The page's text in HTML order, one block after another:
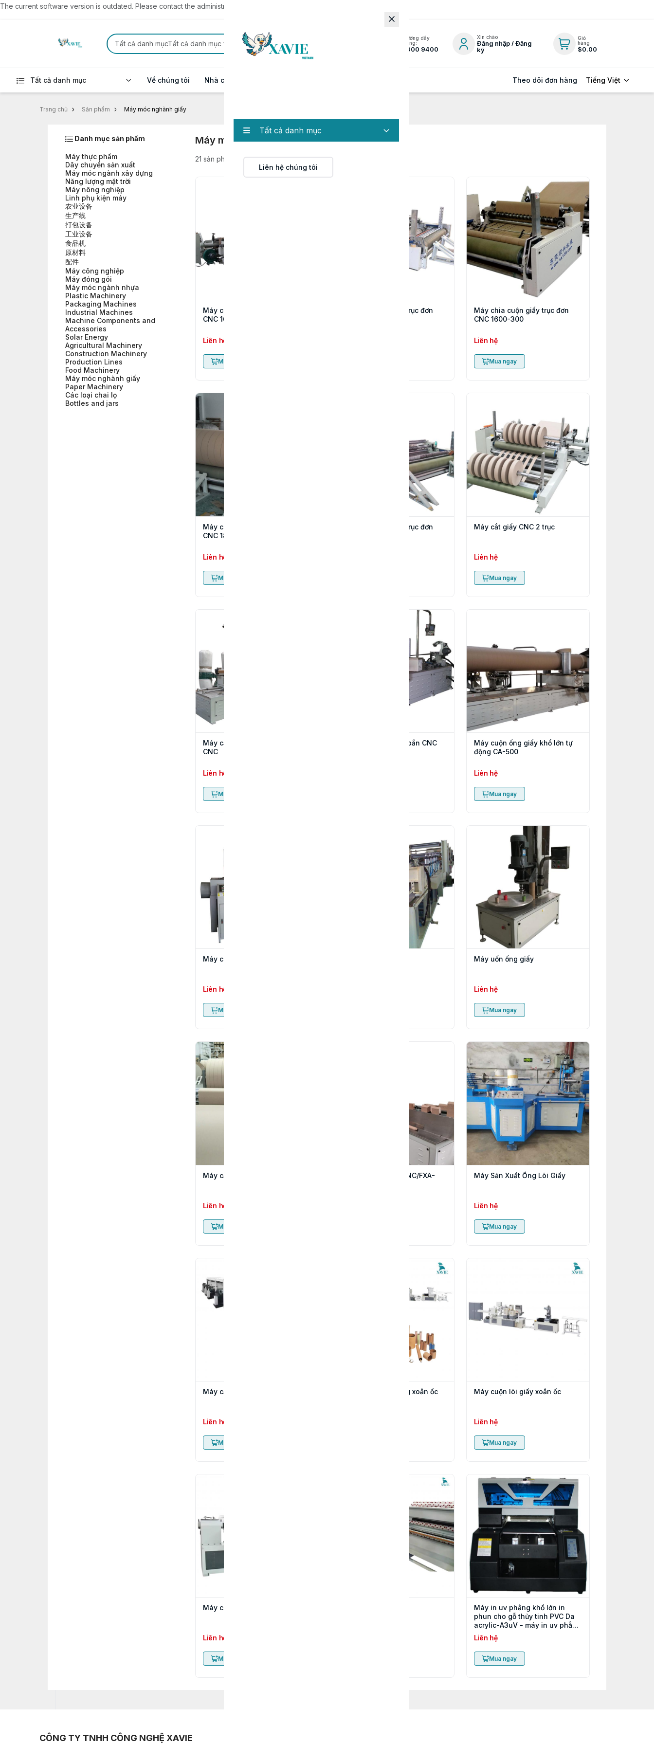
The current software version is outdated. Please contact the administrator to update to the latest version.
Tất cả danh mục
Liên hệ chúng tôi
Tất cả danh mụcTất cả danh mục
Đường dây
nóng:
1900 9400
Xin chào
Đăng nhập / Đăng
ký
Giỏ
hàng
$0.00
Tất cả danh mục Về chúng tôi Nhà cung cấp Theo dõi đơn hàng Tiếng Việt
Trang chủ Sản phẩm Máy móc nghành giấy
Danh mục sản phẩm
Máy thực phẩm
Dây chuyền sản xuất
Máy móc ngành xây dựng
Năng lượng mặt trời
Máy nông nghiệp
Linh phụ kiện máy
农业设备
生产线
打包设备
工业设备
食品机
原材料
配件
Máy công nghiệp
Máy đóng gói
Máy móc ngành nhựa
Plastic Machinery
Packaging Machines
Industrial Machines
Machine Components and
Accessories
Solar Energy
Agricultural Machinery
Construction Machinery
Production Lines
Food Machinery
Máy móc nghành giấy
Paper Machinery
Các loại chai lọ
Bottles and jars
Máy móc ngành giấy
21 sản phẩm
Máy chia cuộn giấy trục đơn
CNC 1600-200
Liên hệ
Mua ngay
Máy chia cuộn giấy trục đơn
Máy chia cuộn giấy trục đơn
CNC 1600-300
Liên hệ
Mua ngay
Máy chia cuộn giấy trục đơn
CNC 1800
Liên hệ
Mua ngay
Máy chia cuộn giấy trục đơn
Máy cắt giấy CNC 2 trục
Liên hệ
Mua ngay
Máy cắt ống giấy hình bát giác
CNC
Liên hệ
Mua ngay
Máy cuốn ống giấy xoắn CNC
Máy cuộn ống giấy khổ lớn tự
động CA-500
Liên hệ
Mua ngay
Máy cuộn thẳng ống giấy
Liên hệ
Mua ngay
Máy uốn ống giấy
Liên hệ
Mua ngay
Máy cắt giấy trục đơn CNC 2500
Liên hệ
Mua ngay
Máy cắt cạnh giấy CNC/FXA- Máy Sản Xuất Ống Lõi Giấy
Liên hệ
Mua ngay
Máy cắt giấy A4 tự động
Liên hệ
Mua ngay
Máy cắt lõi giấy dạng xoắn ốc
Máy cuộn lõi giấy xoắn ốc
Liên hệ
Mua ngay
Máy cuộn lõi giấy xoắn ốc
Liên hệ
Mua ngay
Máy in uv phẳng khổ lớn in
phun cho gỗ thủy tinh PVC Da
acrylic-A3uV - máy in uv phẳng
a3
Liên hệ
Mua ngay
CÔNG TY TNHH CÔNG NGHỆ XAVIE